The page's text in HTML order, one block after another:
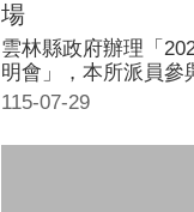
場
115-07-29
雲林縣政府辦理「
明會」，本所派員參